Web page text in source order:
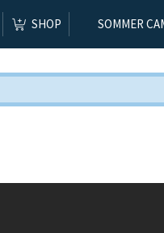
SHOP SOMMER